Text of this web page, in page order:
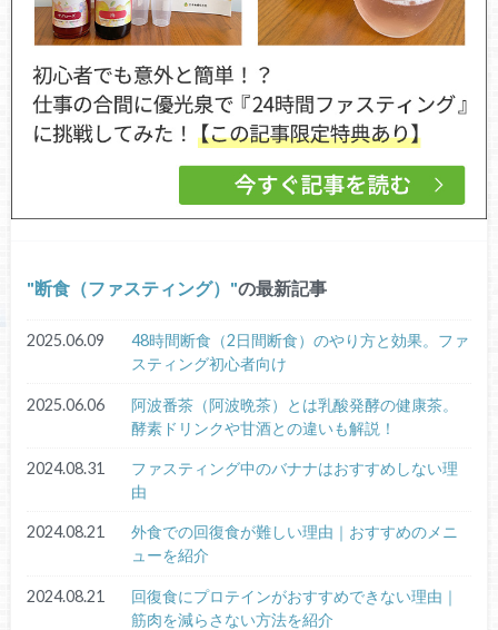
断食（ファスティング） の最新記事
2025.06.09
48時間断食（2日間断食）のやり方と効果。ファ
スティング初心者向け
2025.06.06
阿波番茶（阿波晩茶）とは乳酸発酵の健康茶。
酵素ドリンクや甘酒との違いも解説！
2024.08.31
ファスティング中のバナナはおすすめしない理
由
2024.08.21
外食での回復食が難しい理由｜おすすめのメニ
ューを紹介
2024.08.21
回復食にプロテインがおすすめできない理由｜
筋肉を減らさない方法を紹介